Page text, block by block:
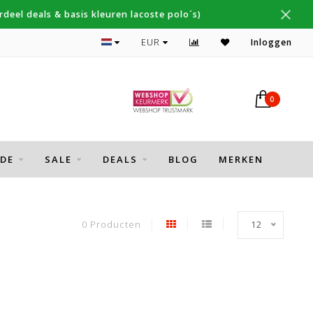
deals & basis kleuren lacoste polo´s)
Topmerken Thomas Maine, Cavallaro, Desoto
EUR Inloggen
0
SALE DEALS BLOG MERKEN
0 Producten 12